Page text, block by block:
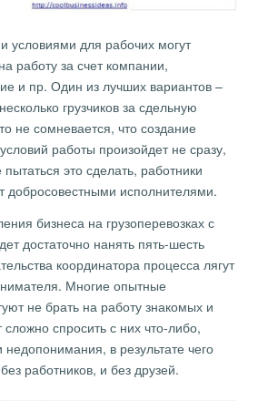
условиями для рабочих могут
работу за счет компании,
и пр. Один из лучших вариантов –
грузчиков за сдельную
не сомневается, что создание
работы произойдет не сразу,
это сделать, работники
добросовестными исполнителями.
бизнеса на грузоперевозках с
достаточно нанять пять-шесть
координатора процесса лягут
Многие опытные
не брать на работу знакомых и
спросить с них что-либо,
недопонимания, в результате чего
работников, и без друзей.